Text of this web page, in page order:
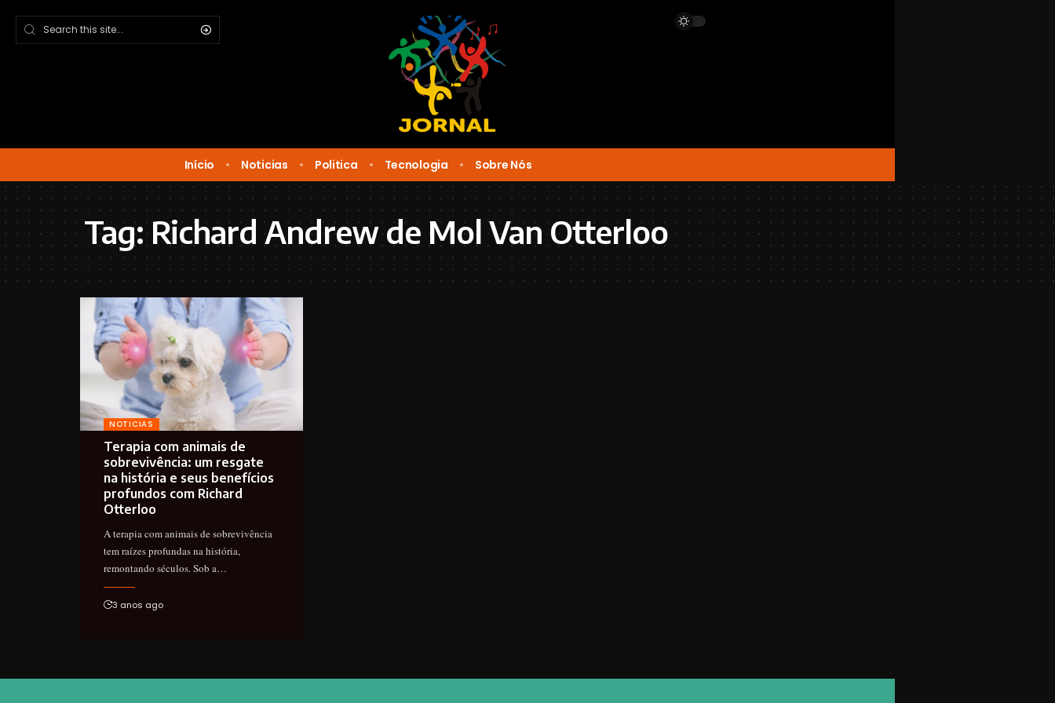
Início Noticias Politica Tecnologia Sobre Nós
Tag:Richard Andrew de Mol Van Otterloo
NOTICIAS
Terapia com animais de
sobrevivência: um resgate
na história e seus benefícios
profundos com Richard
Otterloo
A terapia com animais de sobrevivência
tem raízes profundas na história,
remontando séculos. Sob a…
3 anos ago